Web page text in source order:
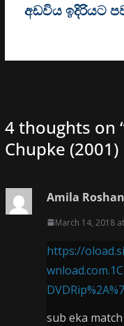
අඩවිය ඉදිරියට
4 thoughts on
Chupke
Amila Roshan
March 14, 2018
https://
sub eka